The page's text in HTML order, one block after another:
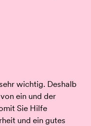
wichtig. Deshalb
ein und der
Sie Hilfe
und ein gutes